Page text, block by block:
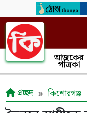
আজকের
পত্রিকা
প্রচ্ছদ কিশোরগঞ্জ